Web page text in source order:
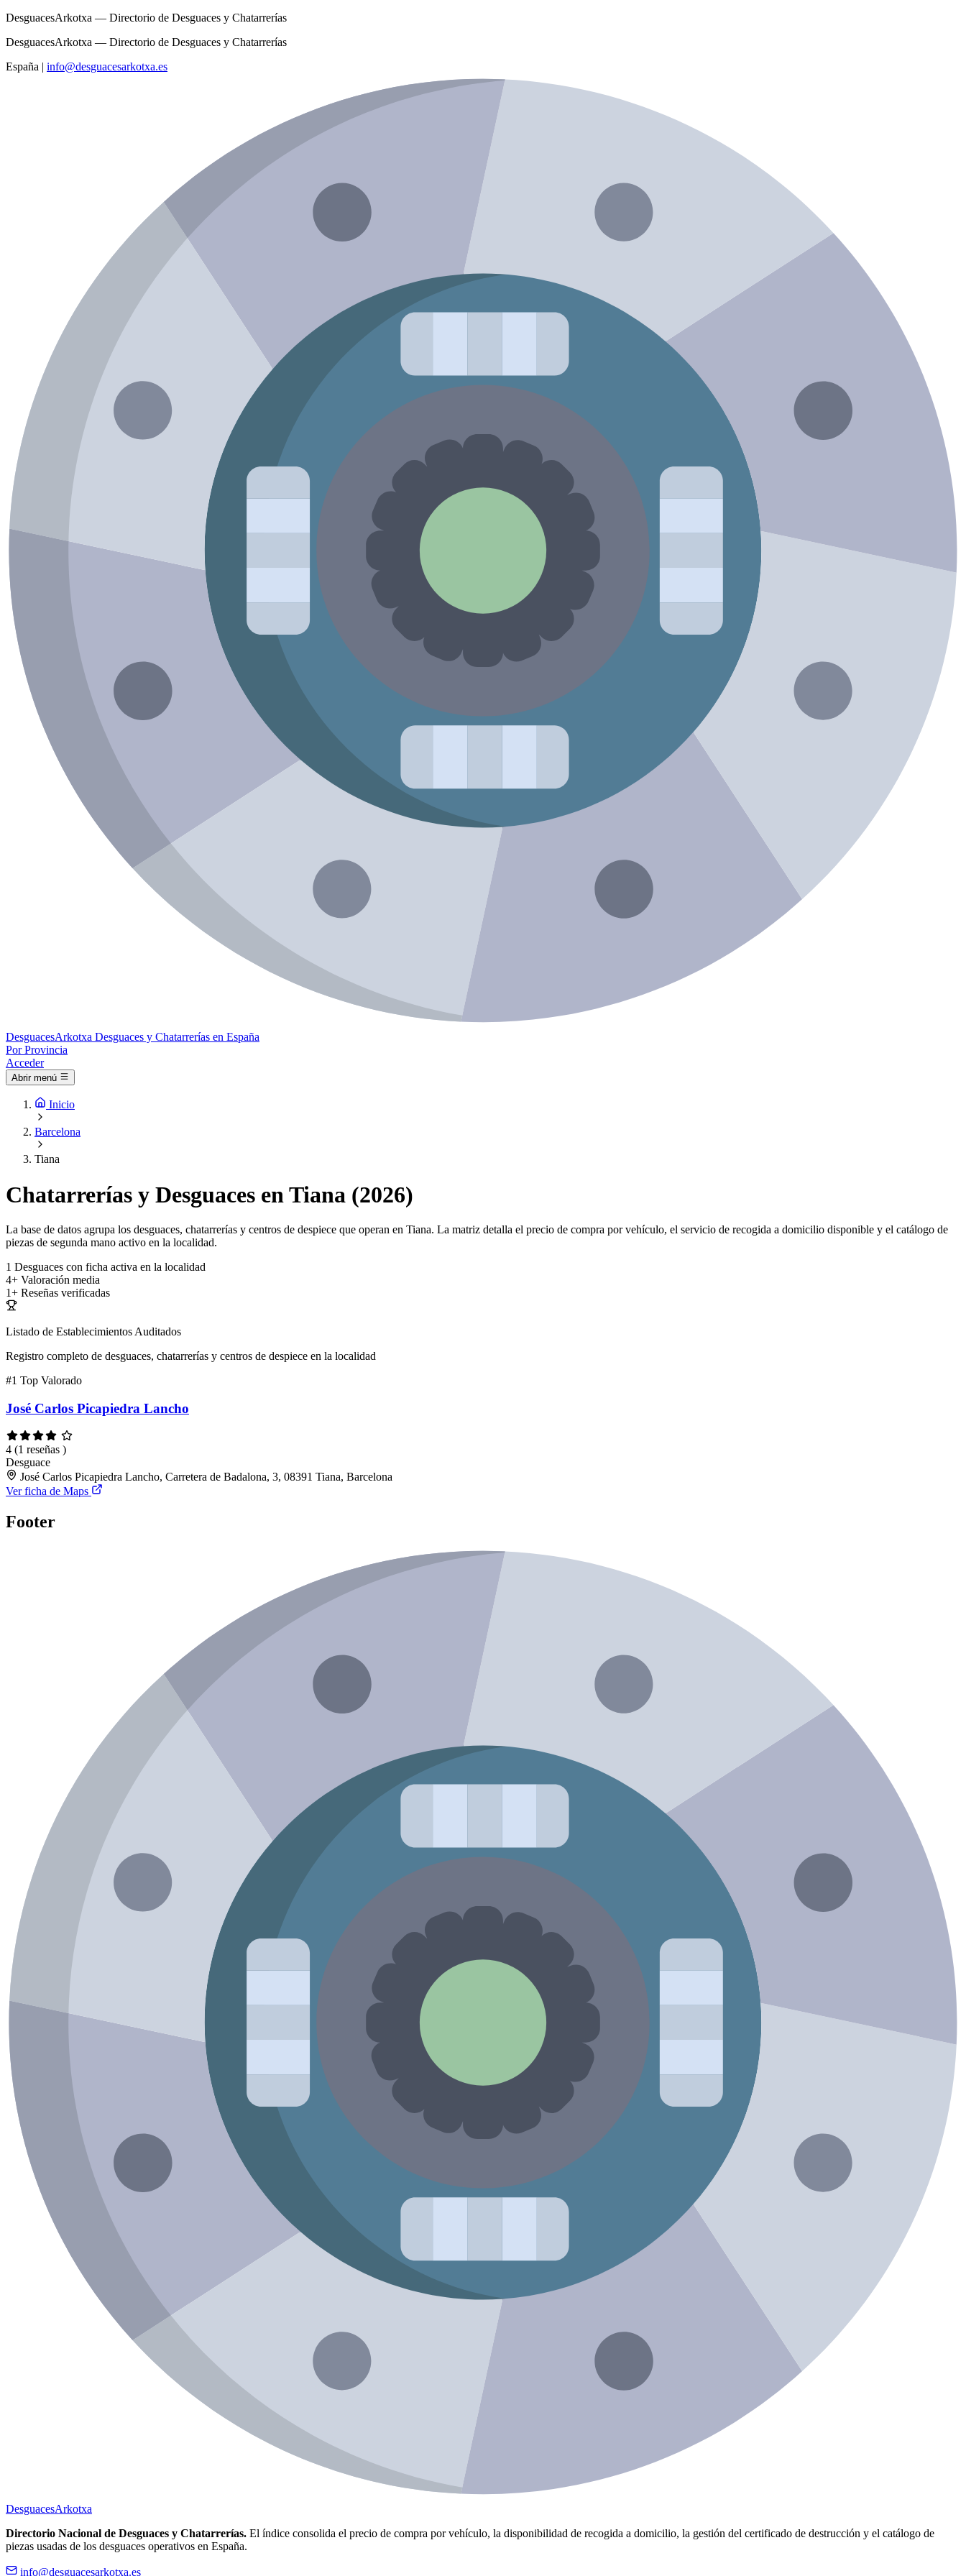
DesguacesArkotxa — Directorio de Desguaces y Chatarrerías
DesguacesArkotxa — Directorio de Desguaces y Chatarrerías
España | info@desguacesarkotxa.es
DesguacesArkotxa Desguaces y Chatarrerías en España
Por Provincia
Acceder
Abrir menú
Inicio
Barcelona
Tiana
Chatarrerías y Desguaces en Tiana (2026)
La base de datos agrupa los desguaces, chatarrerías y centros de despiece que operan en Tiana. La matriz detalla el precio de compra por vehículo, el servicio de recogida a domicilio disponible y el catálogo de
piezas de segunda mano activo en la localidad.
1 Desguaces con ficha activa en la localidad
4+ Valoración media
1+ Reseñas verificadas
Listado de Establecimientos Auditados
Registro completo de desguaces, chatarrerías y centros de despiece en la localidad
#1 Top Valorado
José Carlos Picapiedra Lancho
4 (1 reseñas )
Desguace
José Carlos Picapiedra Lancho, Carretera de Badalona, 3, 08391 Tiana, Barcelona
Ver ficha de Maps
Footer
DesguacesArkotxa
Directorio Nacional de Desguaces y Chatarrerías. El índice consolida el precio de compra por vehículo, la disponibilidad de recogida a domicilio, la gestión del certificado de destrucción y el catálogo de
piezas usadas de los desguaces operativos en España.
info@desguacesarkotxa.es